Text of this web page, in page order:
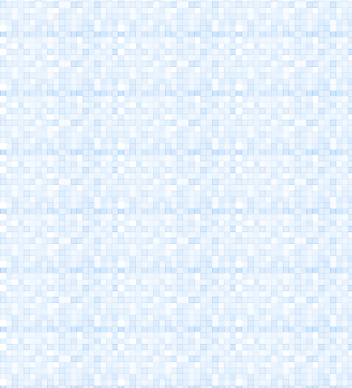
EuroCamp Cesenatico
Spazio Pantani -
Museo Marco Pantani
Cesenatico